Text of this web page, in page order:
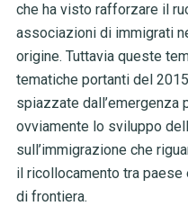
che ha visto rafforzare il
associazioni di immigrati
origine. Tuttavia queste
tematiche portanti del
spiazzate dall’emergenza
ovviamente lo sviluppo
sull’immigrazione che
il ricollocamento tra
di frontiera.